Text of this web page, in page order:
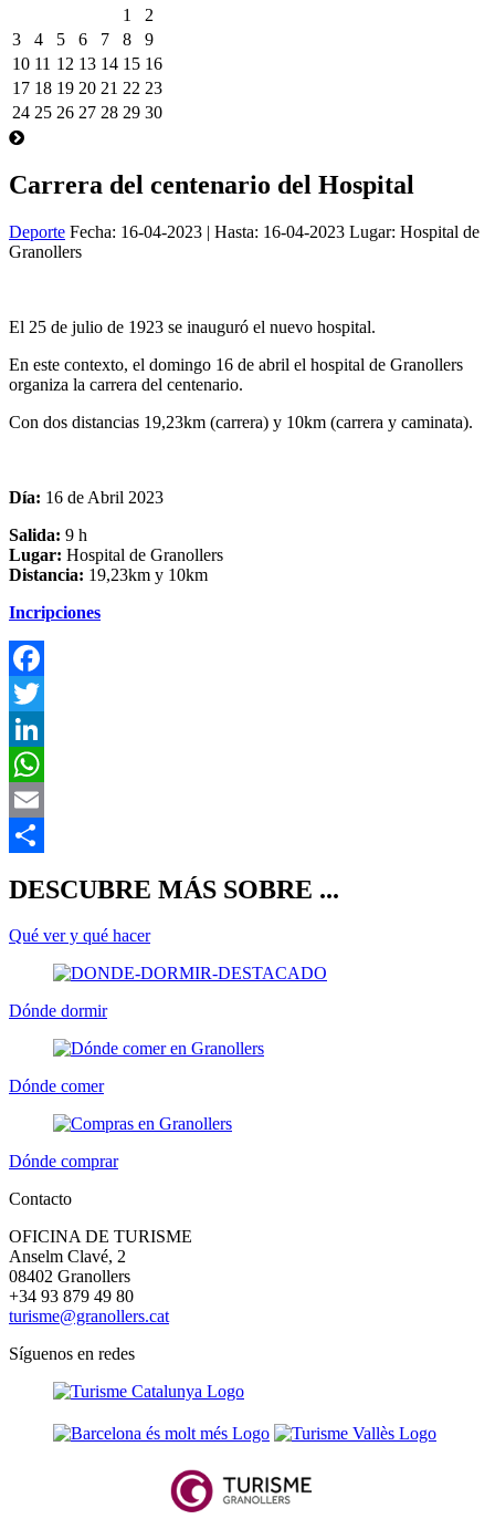
1
2
3
4 5 6 7 8
9
10 11 12 13 14 15 16
17 18 19 20 21 22 23
24 25 26 27 28 29 30
Carrera del centenario del Hospital
Deporte Fecha: 16-04-2023 | Hasta: 16-04-2023 Lugar: Hospital de
Granollers
El 25 de julio de 1923 se inauguró el nuevo hospital.
En este contexto, el domingo 16 de abril el hospital de Granollers
organiza la carrera del centenario.
Con dos distancias 19,23km (carrera) y 10km (carrera y caminata).
Día: 16 de Abril 2023
Salida: 9 h
Lugar: Hospital de Granollers
Distancia: 19,23km y 10km
Incripciones
DESCUBRE MÁS SOBRE ...
Qué ver y qué hacer
Dónde dormir
Dónde comer
Dónde comprar
Contacto
OFICINA DE TURISME
Anselm Clavé, 2
08402 Granollers
+34 93 879 49 80
turisme@granollers.cat
Síguenos en redes